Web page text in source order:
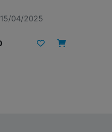
15/04/2025